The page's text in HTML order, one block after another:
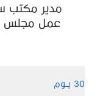
مدير مكتب
عمل مجلس
30 يــوم